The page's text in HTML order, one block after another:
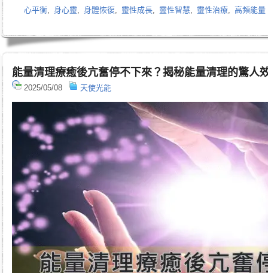
心平衡, 身心靈, 身體恢復, 靈性成長, 靈性智慧, 靈性治療, 高頻能量
能量清理療癒後亢奮停不下來？揭秘能量清理的驚人
2025/05/08 天使光能